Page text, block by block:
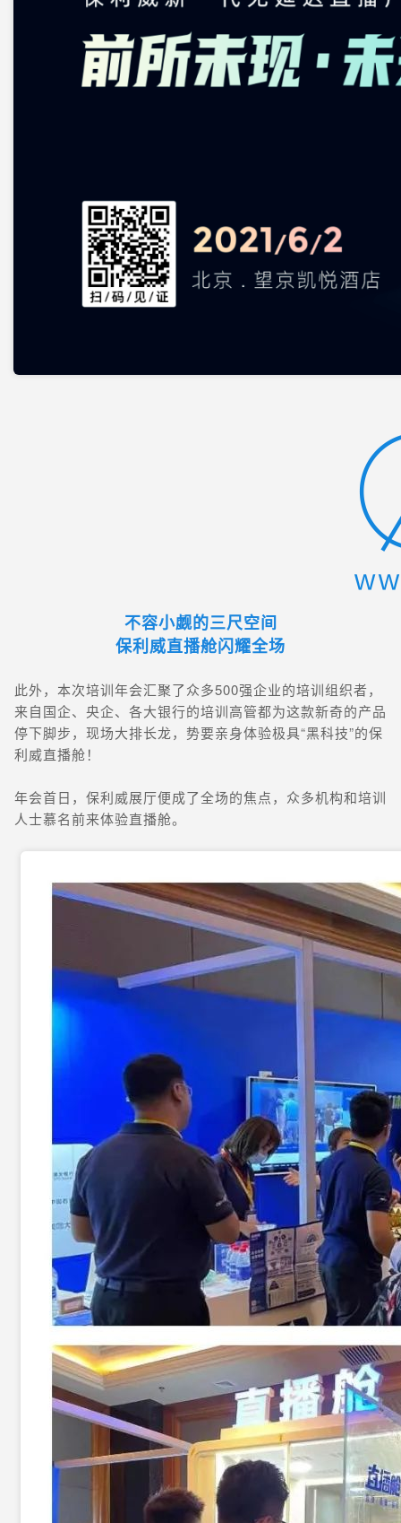
不容小觑的三尺空间
保利威直播舱闪耀全场
此外，本次培训年会汇聚了众多500强企业的培训组织者，
来自国企、央企、各大银行的培训高管都为这款新奇的产品
停下脚步，现场大排长龙，势要亲身体验极具“黑科技”的保
利威直播舱！
年会首日，保利威展厅便成了全场的焦点，众多机构和培训
人士慕名前来体验直播舱。